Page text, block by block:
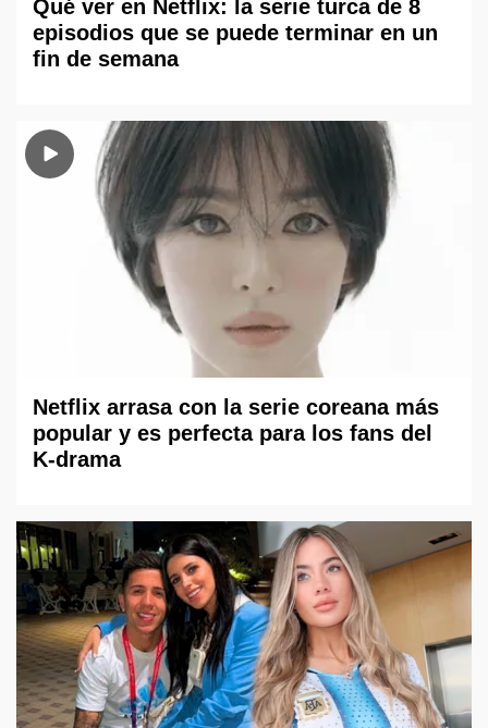
Qué ver en Netflix: la serie turca de 8
episodios que se puede terminar en un
fin de semana
Netflix arrasa con la serie coreana más
popular y es perfecta para los fans del
K-drama